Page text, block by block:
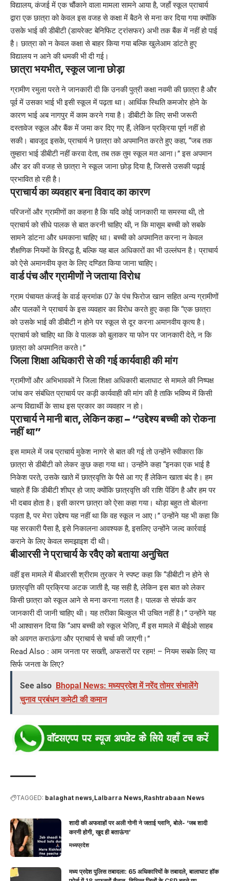
विद्यालय, कंजई में एक चौंकाने वाला मामला सामने आया है, जहाँ स्कूल प्राचार्य
द्वारा एक छात्रा को केवल इस वजह से कक्षा में बैठने से मना कर दिया गया क्योंकि
उसके भाई की डीबीटी (डायरेक्ट बेनिफिट ट्रांसफर) अभी तक बैंक में नहीं हो पाई
है। छात्रा को न केवल कक्षा से बाहर किया गया बल्कि खुलेआम डांटते हुए
विद्यालय न आने की धमकी भी दी गई।
छात्रा भयभीत, स्कूल जाना छोड़ा
ग्रामीण रमुला परते ने जानकारी दी कि उनकी पुत्री कक्षा नवमी की छात्रा है और
पूर्व में उसका भाई भी इसी स्कूल में पढ़ता था। आर्थिक स्थिति कमजोर होने के
कारण भाई अब नागपुर में काम करने गया है। डीबीटी के लिए सभी जरूरी
दस्तावेज स्कूल और बैंक में जमा कर दिए गए हैं, लेकिन प्रक्रिया पूर्ण नहीं हो
सकी। बावजूद इसके, प्राचार्य ने छात्रा को अपमानित करते हुए कहा, “जब तक
तुम्हारा भाई डीबीटी नहीं करवा देता, तब तक तुम स्कूल मत आना।” इस अपमान
और डर की वजह से छात्रा ने स्कूल जाना छोड़ दिया है, जिससे उसकी पढ़ाई
प्रभावित हो रही है।
प्राचार्य का व्यवहार बना विवाद का कारण
परिजनों और ग्रामीणों का कहना है कि यदि कोई जानकारी या समस्या थी, तो
प्राचार्य को सीधे पालक से बात करनी चाहिए थी, न कि मासूम बच्ची को सबके
सामने डांटना और धमकाना चाहिए था। बच्ची को अपमानित करना न केवल
शैक्षणिक नियमों के विरुद्ध है, बल्कि यह बाल अधिकारों का भी उल्लंघन है। प्राचार्य
को ऐसे अमानवीय कृत के लिए दण्डित किया जाना चाहिए।
वार्ड पंच और ग्रामीणों ने जताया विरोध
ग्राम पंचायत कंजई के वार्ड क्रमांक 07 के पंच फिरोज खान सहित अन्य ग्रामीणों
और पालकों ने प्राचार्य के इस व्यवहार का विरोध करते हुए कहा कि “एक छात्रा
को उसके भाई की डीबीटी न होने पर स्कूल से दूर करना अमानवीय कृत्य है।
प्राचार्य को चाहिए था कि वे पालक को बुलाकर या फोन पर जानकारी देते, न कि
छात्रा को अपमानित करते।”
जिला शिक्षा अधिकारी से की गई कार्यवाही की मांग
ग्रामीणों और अभिभावकों ने जिला शिक्षा अधिकारी बालाघाट से मामले की निष्पक्ष
जांच कर संबंधित प्राचार्य पर कड़ी कार्यवाही की मांग की है ताकि भविष्य में किसी
अन्य विद्यार्थी के साथ इस प्रकार का व्यवहार न हो।
प्राचार्य ने मानी बात, लेकिन कहा – “उद्देश्य बच्ची को रोकना
नहीं था”
इस मामले में जब प्राचार्य मुकेश नागरे से बात की गई तो उन्होंने स्वीकारा कि
छात्रा से डीबीटी को लेकर कुछ कहा गया था। उन्होंने कहा “इनका एक भाई है
निकेश परते, उसके खाते में छात्रवृत्ति के पैसे आ गए हैं लेकिन खाता बंद है। हम
चाहते हैं कि डीबीटी शीघ्र हो जाए क्योंकि छात्रवृत्ति की राशि पेंडिंग है और हम पर
भी दबाव होता है। इसी कारण छात्रा को ऐसा कहा गया। थोड़ा बहुत तो बोलना
पड़ता है, पर मेरा उद्देश्य यह नहीं था कि वह स्कूल न आए।” उन्होंने यह भी कहा कि
यह सरकारी पैसा है, इसे निकालना आवश्यक है, इसलिए उन्होंने जल्द कार्रवाई
कराने के लिए केवल समझाइश दी थी।
बीआरसी ने प्राचार्य के रवैए को बताया अनुचित
वहीं इस मामले में बीआरसी श्रीराम तुरकर ने स्पष्ट कहा कि “डीबीटी न होने से
छात्रवृत्ति की प्रक्रिया अटक जाती है, यह सही है, लेकिन इस बात को लेकर
किसी छात्रा को स्कूल आने से मना करना गलत है। पालक से संपर्क कर
जानकारी दी जानी चाहिए थी। यह तरीका बिल्कुल भी उचित नहीं है।” उन्होंने यह
भी आश्वासन दिया कि “आप बच्ची को स्कूल भेजिए, मैं इस मामले में बीईओ साहब
को अवगत कराऊंगा और प्राचार्य से चर्चा की जाएगी।”
Read Also : आम जनता पर सख्ती, अफसरों पर रहम! – नियम सबके लिए या
सिर्फ जनता के लिए?
See also Bhopal News: मध्यप्रदेश में नरेंद तोमर संभालेंगे
चुनाव प्रबंधन कमेटी की कमान
TAGGED: balaghat news Lalbarra News Rashtrabaan News
शादी की अफवाहों पर अली गोनी ने जताई ग्लानि, बोले- ‘जब शादी
करनी होगी, खुद ही बताऊंगा’
मध्यप्रदेश
मध्य प्रदेश पुलिस तबादला: 65 अधिकारियों के तबादले, बालाघाट हॉक